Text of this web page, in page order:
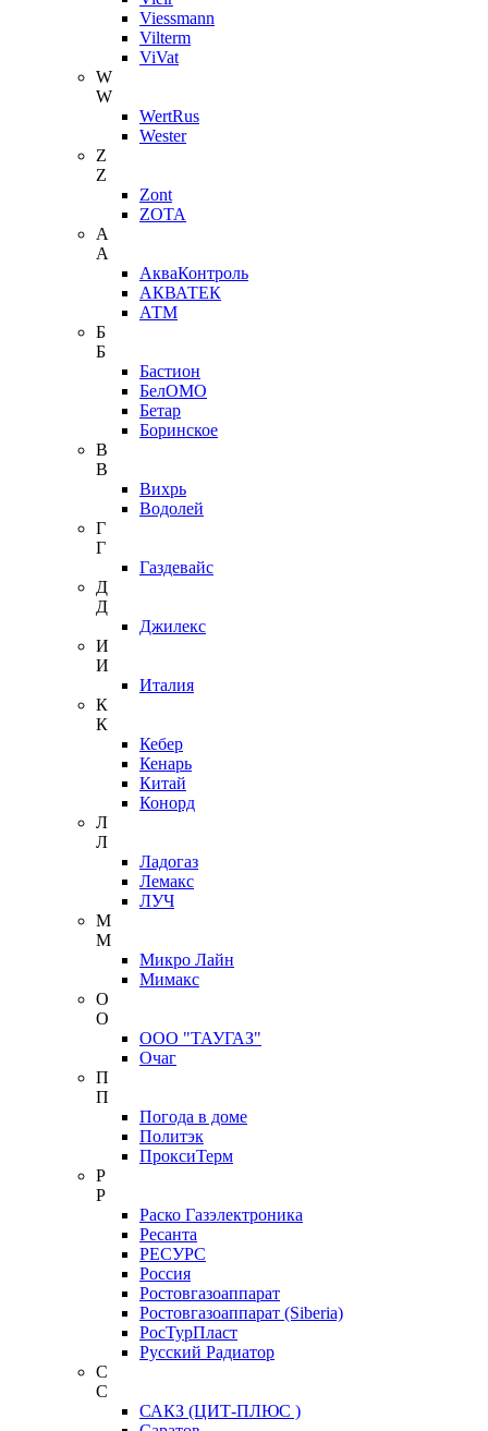
Viessmann
Vilterm
ViVat
W
W
WertRus
Wester
Z
Z
Zont
ZOTA
А
А
АкваКонтроль
АКВАТЕК
АТМ
Б
Б
Бастион
БелОМО
Бетар
Боринское
В
В
Вихрь
Водолей
Г
Г
Газдевайс
Д
Д
Джилекс
И
И
Италия
К
К
Кебер
Кенарь
Китай
Конорд
Л
Л
Ладогаз
Лемакс
ЛУЧ
М
М
Микро Лайн
Мимакс
О
О
ООО "ТАУГАЗ"
Очаг
П
П
Погода в доме
Политэк
ПроксиТерм
Р
Р
Раско Газэлектроника
Ресанта
РЕСУРС
Россия
Ростовгазоаппарат
Ростовгазоаппарат (Siberia)
РосТурПласт
Русский Радиатор
С
С
САКЗ (ЦИТ-ПЛЮС )